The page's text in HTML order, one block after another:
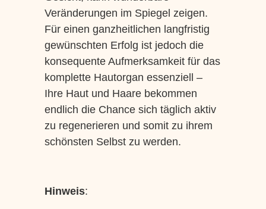
Veränderungen im Spiegel zeigen.
Für einen ganzheitlichen langfristig
gewünschten Erfolg ist jedoch die
konsequente Aufmerksamkeit für das
komplette Hautorgan essenziell –
Ihre Haut und Haare bekommen
endlich die Chance sich täglich aktiv
zu regenerieren und somit zu ihrem
schönsten Selbst zu werden.
Hinweis: